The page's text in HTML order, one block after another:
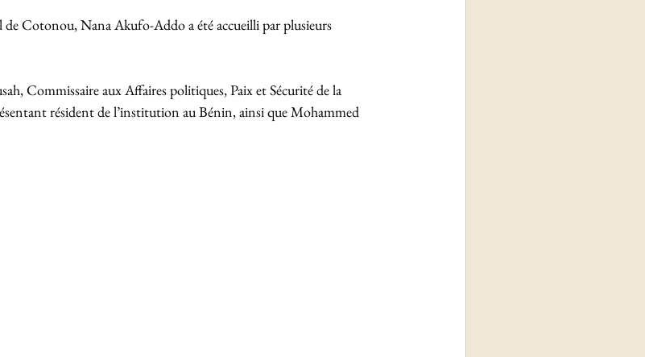
Cotonou, Nana Akufo-Addo a été accueilli par plusieurs
Commissaire aux Affaires politiques, Paix et Sécurité de la
résident de l’institution au Bénin, ainsi que Mohammed